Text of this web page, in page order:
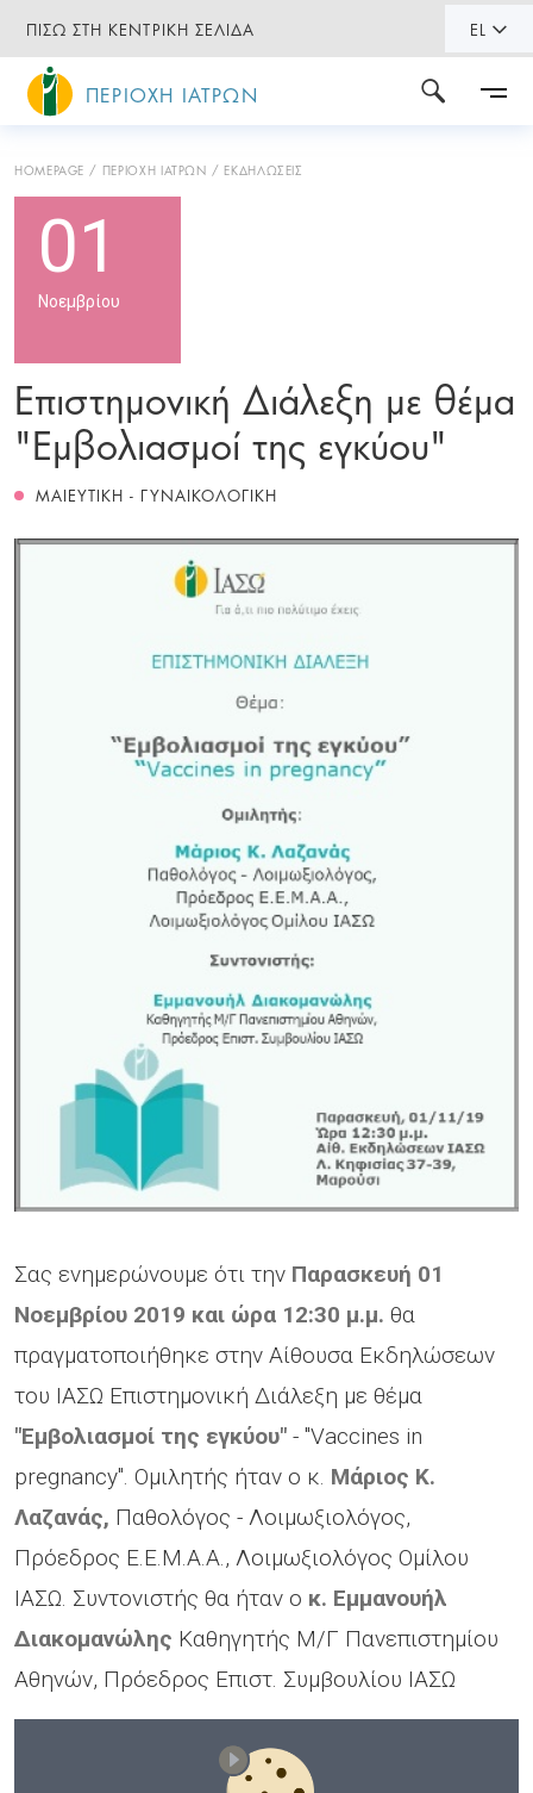
ΠΙΣΩ ΣΤΗ ΚΕΝΤΡΙΚΗ ΣΕΛΙΔΑ EL
ΠΕΡΙΟΧΗ ΙΑΤΡΩΝ
HOMEPAGE ΠΕΡΙΟΧΗ ΙΑΤΡΩΝ ΕΚΔΗΛΩΣΕΙΣ
01
Νοεμβρίου
Επιστημονική Διάλεξη με θέμα
"Εμβολιασμοί της εγκύου"
ΜΑΙΕΥΤΙΚΗ - ΓΥΝΑΙΚΟΛΟΓΙΚΗ
Σας ενημερώνουμε ότι την Παρασκευή 01
Νοεμβρίου 2019 και ώρα 12:30 μ.μ. θα
πραγματοποιήθηκε στην Αίθουσα Εκδηλώσεων
του ΙΑΣΩ Επιστημονική Διάλεξη με θέμα
"Εμβολιασμοί της εγκύου" - "Vaccines in
pregnancy". Ομιλητής ήταν ο κ. Μάριος Κ.
Λαζανάς, Παθολόγος - Λοιμωξιολόγος,
Πρόεδρος Ε.Ε.Μ.Α.Α., Λοιμωξιολόγος Ομίλου
ΙΑΣΩ. Συντονιστής θα ήταν ο κ. Εμμανουήλ
Διακομανώλης Καθηγητής Μ/Γ Πανεπιστημίου
Αθηνών, Πρόεδρος Επιστ. Συμβουλίου ΙΑΣΩ